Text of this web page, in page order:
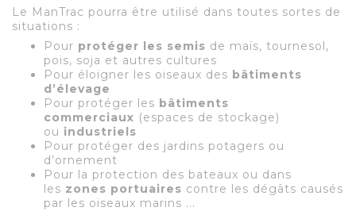
Le ManTrac pourra être utilisé dans toutes sortes de
situations :
Pour protéger les semis de maïs, tournesol,
pois, soja et autres cultures
Pour éloigner les oiseaux des bâtiments
d’élevage
Pour protéger les bâtiments
commerciaux (espaces de stockage)
ou industriels
Pour protéger des jardins potagers ou
d’ornement
Pour la protection des bateaux ou dans
les zones portuaires contre les dégâts causés
par les oiseaux marins ...